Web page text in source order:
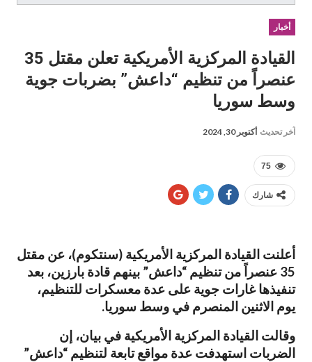
أخبار
القيادة المركزية الأمريكية تعلن مقتل 35
عنصراً من تنظيم “داعش” بضربات جوية
وسط سوريا
آخر تحديث أكتوبر 30, 2024
75
شارك
أعلنت القيادة المركزية الأمريكية (سنتكوم)، عن مقتل
35 عنصراً من تنظيم “داعش” بينهم قادة بارزين، بعد
تنفيذها غارات جوية على عدة معسكرات للتنظيم،
يوم الاثنين المنصرم في وسط سوريا.
وقالت القيادة المركزية الأمريكية في بيان، إن
الضربات استهدفت عدة مواقع تابعة لتنظيم “داعش”